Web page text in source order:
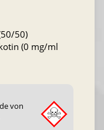
50)
(0 mg/ml
von